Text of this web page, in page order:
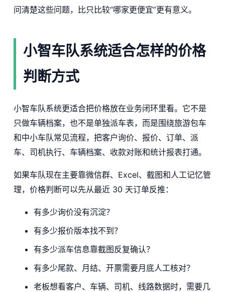
问清楚这些问题，比只比较“哪家更便宜”更有意义。
小智车队系统适合怎样的价格
判断方式
小智车队系统更适合把价格放在业务闭环里看。它不是
只做车辆档案，也不是单独派车表，而是围绕旅游包车
和中小车队常见流程，把客户询价、报价、订单、派
车、司机执行、车辆档案、收款对账和统计报表打通。
如果车队现在主要靠微信群、Excel、截图和人工记忆管
理，价格判断可以先从最近 30 天订单反推：
有多少询价没有沉淀？
有多少报价版本找不到？
有多少派车信息靠截图反复确认？
有多少尾款、月结、开票需要月底人工核对？
老板想看客户、车辆、司机、线路数据时，需要几